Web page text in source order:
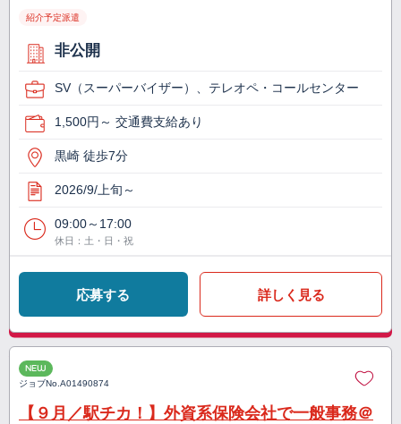
紹介予定派遣
非公開
SV（スーパーバイザー）、テレオペ・コールセンター
1,500円～ 交通費支給あり
黒崎 徒歩7分
2026/9/上旬～
09:00～17:00
休日：土・日・祝
応募する 詳しく見る
NEW
ジョブNo.A01490874
【９月／駅チカ！】外資系保険会社で一般事務＠